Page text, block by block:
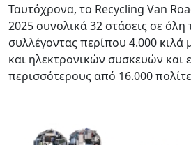
Ταυτόχρονα, το Recycling Van
2025 συνολικά 32 στάσεις σε
συλλέγοντας περίπου 4.000 κιλά
και ηλεκτρονικών συσκευών και
περισσότερους από 16.000